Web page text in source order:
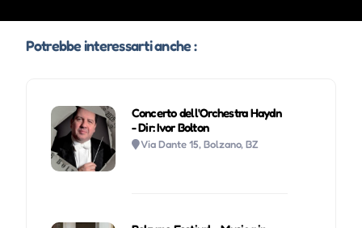
Potrebbe interessarti anche :
Concerto dell'Orchestra Haydn
- Dir: Ivor Bolton
Via Dante 15, Bolzano, BZ